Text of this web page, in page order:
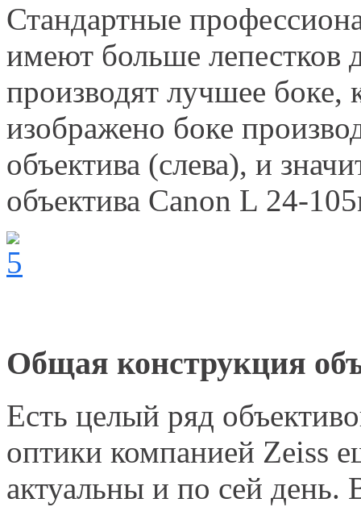
Стандартные
имеют больше лепестков
производят лучшее боке,
изображено боке
объектива (слева), и
объектива Canon L 24-
Общая конструкция
Есть целый ряд
оптики компанией Zeiss
актуальны и по сей